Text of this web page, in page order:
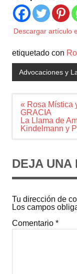
Descargar artículo
etiquetado con
Advocaciones y
Navegación
de
entradas
« Rosa Mística
GRACIA
La Llama de
Kindelmann y
DEJA UNA
Tu dirección de
Los campos
Comentario *